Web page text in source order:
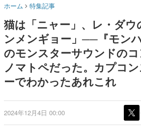
名作ゲームクリエイターの方々
きます。
赫本
この物語を解いてはいけない。
の形をした短編ホラー小説集で
新世代に訊く
これからのデジタルゲーム市場
ゲーム世代の作家たち
ゲームに多大な影響を受けた作
プロ野
ホーム 特集記事
猫は「ニャー」、レ・ダ
ンメンギョー」──『モン
のモンスターサウンドの
ノマトペだった。カプコ
ーでわかったあれこれ
2024年12月4日 00:00